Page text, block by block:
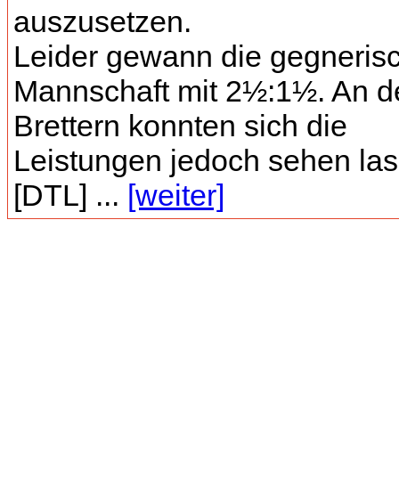
auszusetzen.
Leider gewann die
Mannschaft mit 2½:1½. An
Brettern konnten sich die
Leistungen jedoch sehen
[DTL] ... [weiter]